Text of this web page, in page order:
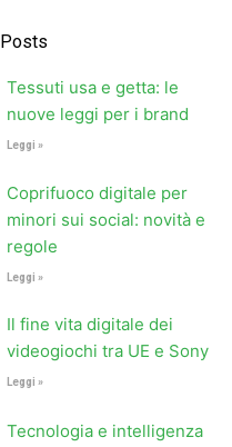
a
Tessuti usa e getta: le
nuove leggi per i brand
Leggi »
Coprifuoco digitale per
minori sui social: novità e
regole
Leggi »
Il fine vita digitale dei
videogiochi tra UE e Sony
Leggi »
Tecnologia e intelligenza